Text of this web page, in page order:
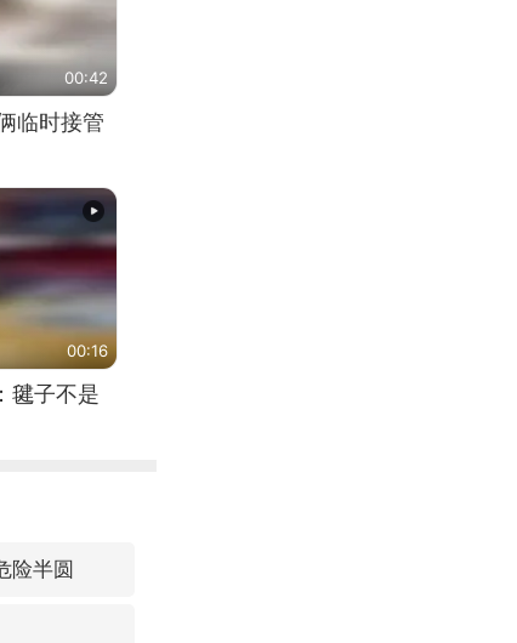
00:42
临时接管
00:16
毽子不是
险半圆